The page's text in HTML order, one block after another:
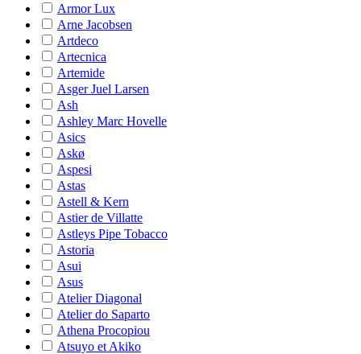
Armor Lux
Arne Jacobsen
Artdeco
Artecnica
Artemide
Asger Juel Larsen
Ash
Ashley Marc Hovelle
Asics
Askø
Aspesi
Astas
Astell & Kern
Astier de Villatte
Astleys Pipe Tobacco
Astoria
Asui
Asus
Atelier Diagonal
Atelier do Saparto
Athena Procopiou
Atsuyo et Akiko